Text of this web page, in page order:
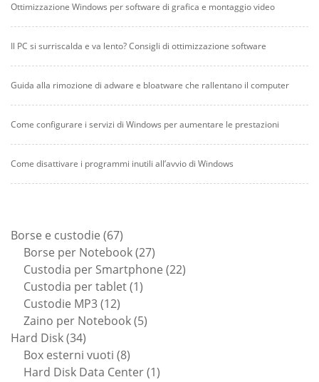
Ottimizzazione Windows per software di grafica e montaggio video
Il PC si surriscalda e va lento? Consigli di ottimizzazione software
Guida alla rimozione di adware e bloatware che rallentano il computer
Come configurare i servizi di Windows per aumentare le prestazioni
Come disattivare i programmi inutili all’avvio di Windows
Borse e custodie 6767
prodotti
Borse per Notebook 2727
prodotti
Custodia per Smartphone 2222
Custodia per tablet 11
Custodie MP3 1212
prodotti
Zaino per Notebook 55
Hard Disk 3434
prodotti
Box esterni vuoti 88
prodotti
Hard Disk Data Center 11